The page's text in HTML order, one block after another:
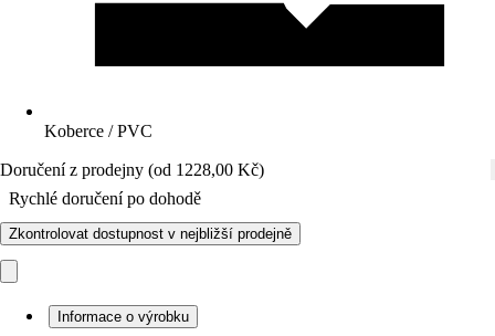
Koberce / PVC
Doručení z prodejny (od 1228,00 Kč)
Rychlé doručení po dohodě
Zkontrolovat dostupnost v nejbližší prodejně
Informace o výrobku